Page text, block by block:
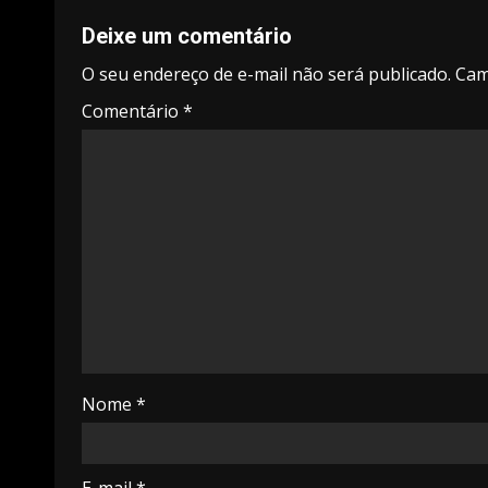
Deixe um comentário
O seu endereço de e-mail não será publicado.
Comentário *
Nome *